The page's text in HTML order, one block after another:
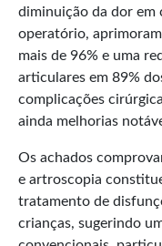
diminuição da dor em
operatório,
mais de 96% e uma
articulares em 89%
complicações
ainda melhorias
Os achados
e artroscopia
tratamento de
crianças, sugerindo